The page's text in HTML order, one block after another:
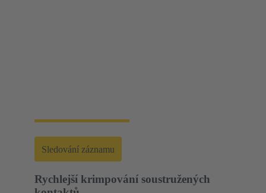
Sledování záznamu
Rychlejší krimpování soustružených